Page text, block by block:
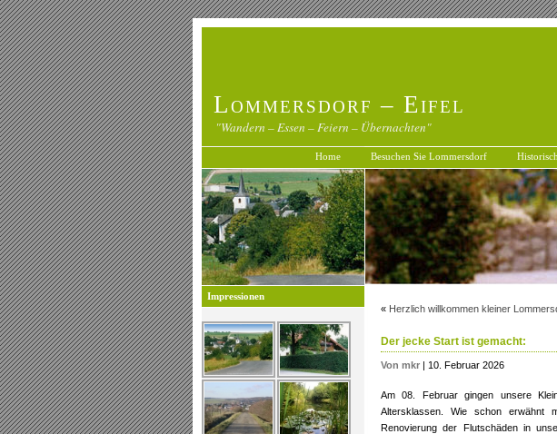
Lommersdorf – Eifel
"Wandern – Essen – Feiern – Übernachten"
Home Besuchen Sie Lommersdorf
Impressionen
« Herzlich willkommen kleiner
Der jecke Start ist gemacht:
Von mkr | 10. Februar 2026
Am 08. Februar gingen unsere
Altersklassen. Wie schon erwähnt
Renovierung der Flutschäden in